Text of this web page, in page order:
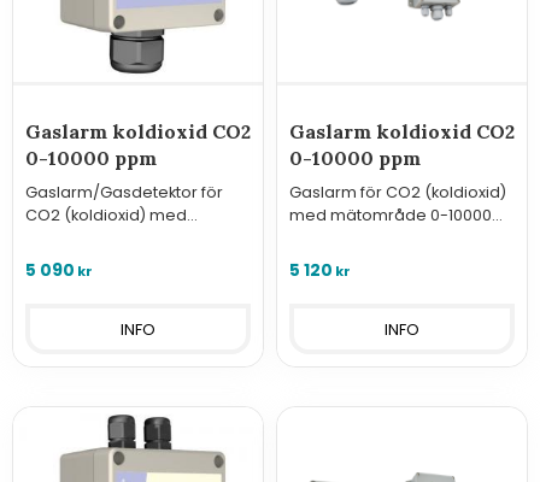
Gaslarm koldioxid CO2
0-10000 ppm
Gaslarm/Gasdetektor för
CO2 (koldioxid) med
5 090 kr
INFO
Gaslarm koldioxid CO2
0-10000 ppm
Gaslarm för CO2 (koldioxid)
med mätområde 0-10000
reläutgångar och Modbus.
5 120 kr
INFO